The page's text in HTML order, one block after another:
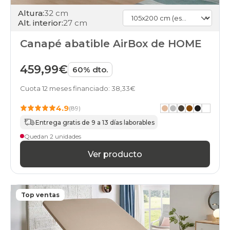
105x200cm
gris-
claro
days
haya
black-
abatibles
nogal
black-
canapes-
abatibles
105x200cm
wengue
black-
days
Altura:32 cm
Alt. interior:27 cm
Canapé abatible AirBox de HOME
459,99€ 60% dto.
Cuota 12 meses financiado: 38,33€
4.9(89)
Entrega gratis de 9 a 13 días laborables
Quedan 2 unidades
Ver producto
Top ventas